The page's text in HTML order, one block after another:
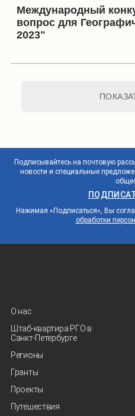
Международный
вопрос для
2023"
Подписывайтесь на почтовую
новости и специальные
Нажимая «Подписаться», Вы
обработки
О нас
Штаб-квартира РГО в
Санкт‑Петербурге
Регионы
Гранты
Проекты
Путешествия